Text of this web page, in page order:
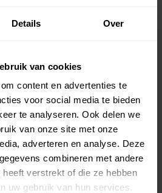
Details Over
van cookies
content en advertenties te
voor social media te bieden
te analyseren. Ook delen we
van onze site met onze
adverteren en analyse. Deze
combineren met andere
verstrekt of die ze hebben
uw gebruik van hun services.
een postcodegebied. Dit